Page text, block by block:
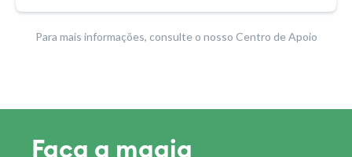
Para mais informações, consulte o nosso Centro de Apoio
Faça a magia